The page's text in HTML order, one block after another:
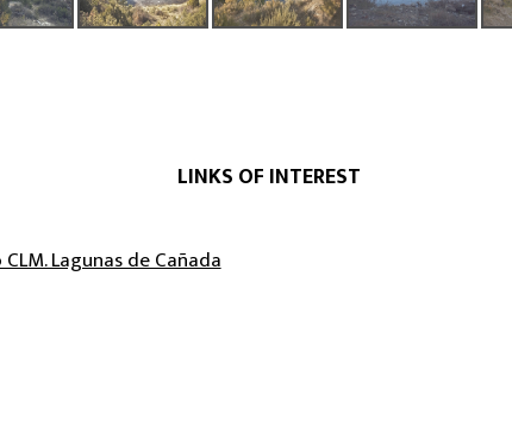
LINKS OF INTEREST
Lagunas de Cañada